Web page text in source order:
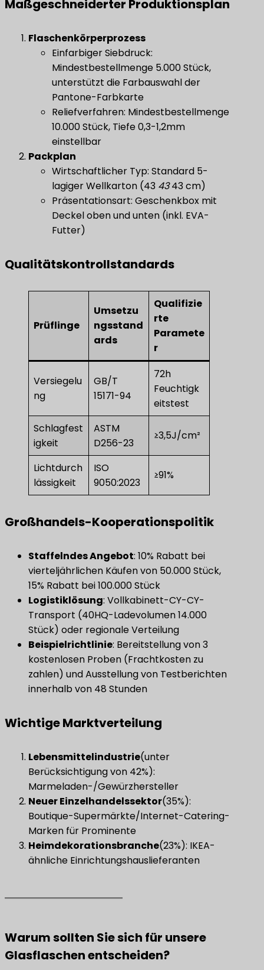
Maßgeschneiderter Produktionsplan
Flaschenkörperprozess
Einfarbiger Siebdruck:
Mindestbestellmenge 5.000 Stück,
unterstützt die Farbauswahl der
Pantone-Farbkarte
Reliefverfahren: Mindestbestellmenge
10.000 Stück, Tiefe 0,3-1,2mm
einstellbar
Packplan
Wirtschaftlicher Typ: Standard 5-
lagiger Wellkarton (43 4343 cm)
Präsentationsart: Geschenkbox mit
Deckel oben und unten (inkl. EVA-
Futter)
Qualitätskontrollstandards
Prüflinge
Umsetzu
ngsstand
ards
Qualifizie
rte
Paramete
r
Versiegelu
ng
GB/T
15171-94
72h
Feuchtigk
eitstest
Schlagfest
igkeit
ASTM
D256-23
≥3,5J/cm²
Lichtdurch
lässigkeit
ISO
9050:2023
≥91%
Großhandels-Kooperationspolitik
​Staffelndes Angebot​​: 10% Rabatt bei
vierteljährlichen Käufen von 50.000 Stück,
15% Rabatt bei 100.000 Stück
​Logistiklösung​​: Vollkabinett-CY-CY-
Transport (40HQ-Ladevolumen 14.000
Stück) oder regionale Verteilung
Beispielrichtlinie​: Bereitstellung von 3
kostenlosen Proben (Frachtkosten zu
zahlen) und Ausstellung von Testberichten
innerhalb von 48 Stunden
Wichtige Marktverteilung
Lebensmittelindustrie(unter
Berücksichtigung von 42%):
Marmeladen-/Gewürzhersteller
​Neuer Einzelhandelssektor​(35%):
Boutique-Supermärkte/Internet-Catering-
Marken für Prominente
Heimdekorationsbranche(23%): IKEA-
ähnliche Einrichtungshauslieferanten
Warum sollten Sie sich für unsere
Glasflaschen entscheiden?